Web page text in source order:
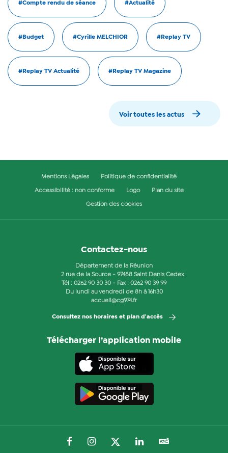
#Compte rendu de séance #Actualité
#Budget #Cyrille MELCHIOR #Replay TV
#Replay TV Actualité #Replay TV Magazine
Voir toutes les actus
Mentions Légales Politique de confidentialité
Accessibilité : non conforme Logo Plan du site
Gestion des cookies
Contactez-nous
Département de la Réunion
2 rue de la Source - 97488 Saint Denis Cedex
Tél : 0262 90 30 30 - Fax : 0262 90 39 99
Du lundi au vendredi de 8h à 16h30
accueil@cg974.fr
Consultez nos horaires et plan d'accès
Télécharger l’application mobile